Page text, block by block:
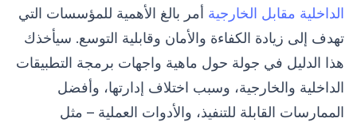
الداخلية مقابل الخارجية أمر بالغ الأهمية للمؤسسات التي
تهدف إلى زيادة الكفاءة والأمان وقابلية التوسع. سيأخذك
هذا الدليل في جولة حول ماهية واجهات برمجة التطبيقات
الداخلية والخارجية، وسبب اختلاف إدارتها، وأفضل
الممارسات القابلة للتنفيذ، والأدوات العملية – مثل